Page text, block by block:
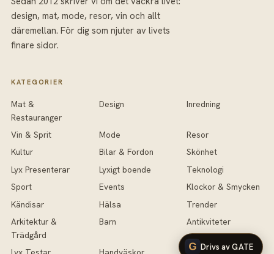
design, mat, mode, resor, vin och allt
däremellan. För dig som njuter av livets
finare sidor.
KATEGORIER
Mat &
Restauranger
Design Inredning
Vin & Sprit Mode
Resor
Kultur
Bilar & Fordon
Skönhet
Lyx Presenterar
Lyxigt boende
Teknologi
Sport
Events
Klockor & Smycken
Kändisar
Hälsa
Trender
Arkitektur &
Trädgård
Barn Antikviteter
Drivs av GATE